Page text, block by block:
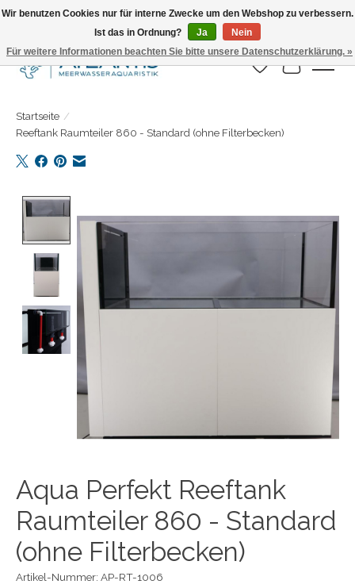
Täglicher Versand. Bestelle bis 15.00 Uhr
Wunschzettel
Ihr
Startseite /
Reeftank Raumteiler 860 - Standard (ohne Filterbecken)
Aqua Perfekt Reeftank
Raumteiler 860 - Standard
(ohne Filterbecken)
Artikel-Nummer: AP-RT-1006
Wir benutzen Cookies nur für interne Zwecke um den Webshop zu verbessern.
Ist das in Ordnung?
Ja
Nein
Für weitere Informationen beachten Sie bitte unsere Datenschutzerklärung. »